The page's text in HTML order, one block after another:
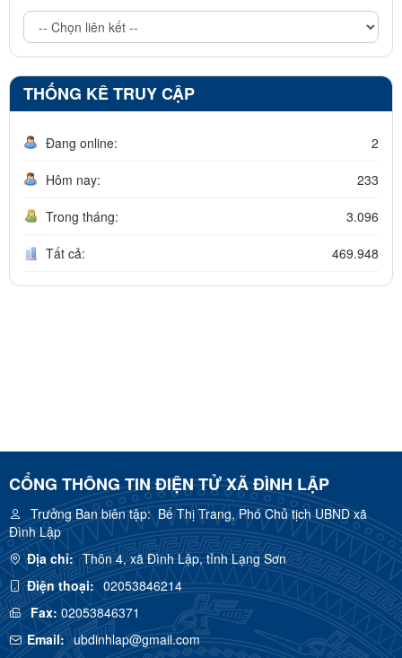
THỐNG KÊ TRUY CẬP
Đang online: 2
Hôm nay: 233
Trong tháng: 3.096
Tất cả: 469.948
CỔNG THÔNG TIN ĐIỆN TỬ XÃ ĐÌNH LẬP
Trưởng Ban biên tập:Bế Thị Trang, Phó Chủ tịch UBND xã
Đình Lập
Địa chỉ: Thôn 4, xã Đình Lập, tỉnh Lạng Sơn
Điện thoại: 02053846214
Fax:02053846371
Email: ubdinhlap@gmail.com